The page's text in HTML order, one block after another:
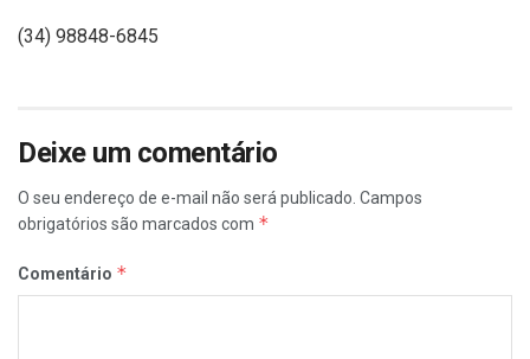
(34) 98848-6845
Deixe um comentário
O seu endereço de e-mail não será publicado. Campos
obrigatórios são marcados com *
Comentário *